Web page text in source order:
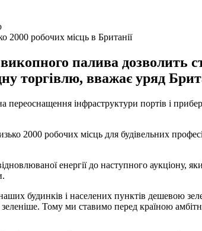
2000 робочих місць в Британії
палива дозволить
торгівлю, вважає уряд
інфраструктури портів і
2000 робочих місць для будівельних
енергії до наступного аукціону,
будинків і населених пунктів дешевою
Тому ми ставимо перед країною